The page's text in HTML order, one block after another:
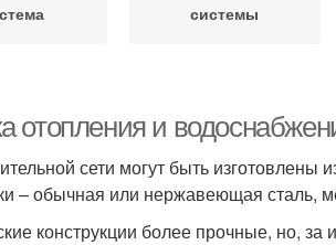
системы
отопления и
сети могут быть изготовлены
– обычная или нержавеющая сталь,
конструкции более прочные, но,